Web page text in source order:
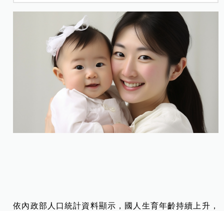
依內政部人口統計資料顯示，國人生育年齡持續上升，